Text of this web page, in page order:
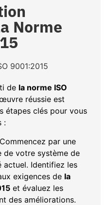
Norme
de la norme ISO
réussie est
étapes clés pour vous
:
Commencez par une
de votre système de
actuel. Identifiez les
exigences de la
et évaluez les
des améliorations.